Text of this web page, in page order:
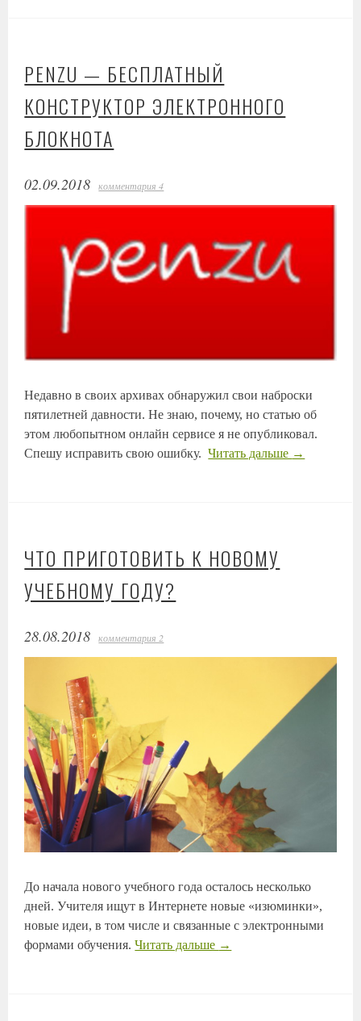
PENZU — БЕСПЛАТНЫЙ
КОНСТРУКТОР ЭЛЕКТРОННОГО
БЛОКНОТА
02.09.2018 комментария 4
Недавно в своих архивах обнаружил свои наброски
пятилетней давности. Не знаю, почему, но статью об
этом любопытном онлайн сервисе я не опубликовал.
Спешу исправить свою ошибку.Читать дальше →
ЧТО ПРИГОТОВИТЬ К НОВОМУ
УЧЕБНОМУ ГОДУ?
28.08.2018 комментария 2
До начала нового учебного года осталось несколько
дней. Учителя ищут в Интернете новые «изюминки»,
новые идеи, в том числе и связанные с электронными
формами обучения.Читать дальше →